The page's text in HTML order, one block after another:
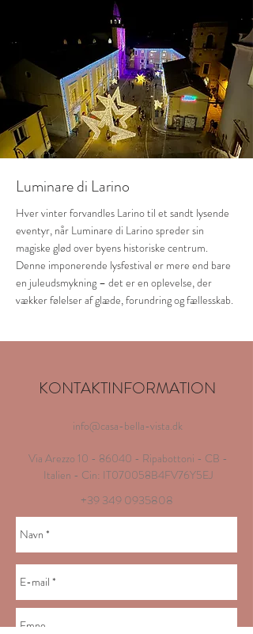
Luminare di Larino
Hver vinter forvandles Larino til et sandt lysende
eventyr, når Luminare di Larino spreder sin
magiske glød over byens historiske centrum.
Denne imponerende lysfestival er mere end bare
en juleudsmykning – det er en oplevelse, der
vækker følelser af glæde, forundring og fællesskab.
KONTAKTINFORMATION
info@casa-bella-vista.dk
Via Arezzo 10 - 86040 - Ripabottoni - CB -
Italien - Cin: IT070058B4FV76Y5EJ
+39 349 0935808